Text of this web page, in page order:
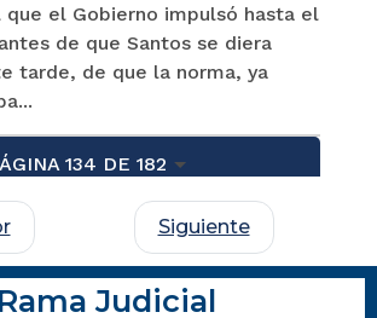
el Gobierno impulsó hasta el
de que Santos se diera
tarde, de que la norma, ya
134 DE 182
Siguiente
Rama Judicial